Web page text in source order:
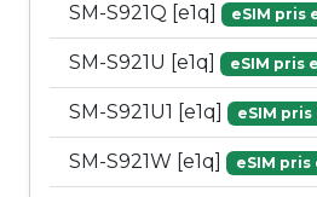
SM-S921Q [e1q] eSIM pris
SM-S921U [e1q] eSIM pris
SM-S921U1 [e1q] eSIM
SM-S921W [e1q] eSIM